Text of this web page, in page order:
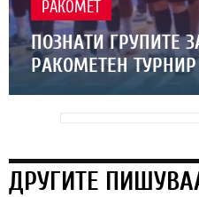
РАКОМЕТ
ПОЗНАТИ ГРУПИТЕ
РАКОМЕТЕН ТУРНИР
ДРУГИТЕ